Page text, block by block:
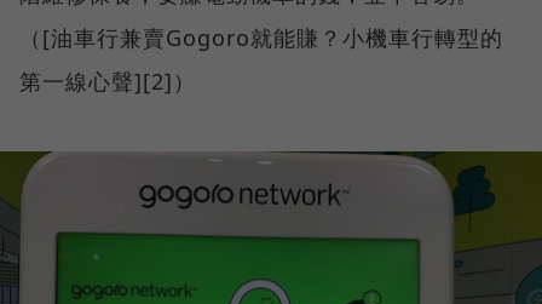
（[油車行兼賣Gogoro就能賺？小機車行轉型的
第一線心聲][2]）